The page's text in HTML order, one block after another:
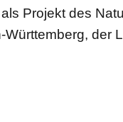
Projekt des
der